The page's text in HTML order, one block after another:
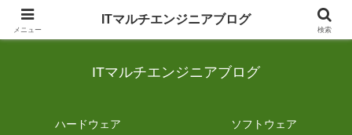
日常のIT業務を備忘録として発信。商品レビューやDIYの作業内容も投稿しま
ITマルチエンジニアブログ
ハードウェア ソフトウェア
メニュー
ITマルチエンジニアブログ
検索